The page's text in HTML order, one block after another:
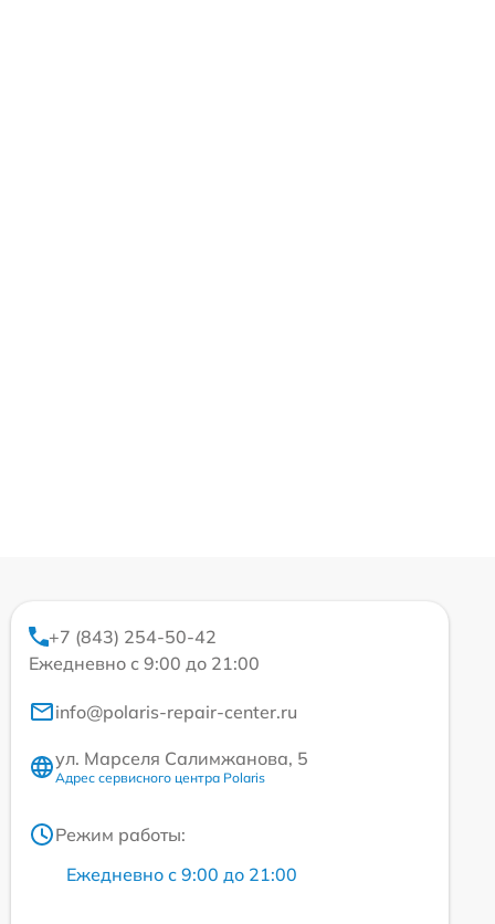
+7 (843) 254-50-42
Ежедневно с 9:00 до 21:00
info@polaris-repair-center.ru
ул. Марселя Салимжанова, 5
Адрес сервисного центра Polaris
Режим работы:
Ежедневно с 9:00 до 21:00